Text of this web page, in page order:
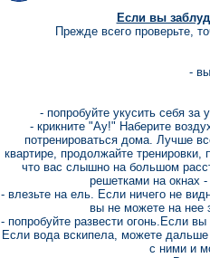
Если вы
Прежде всего проверьте,
-
- попробуйте укусить себя
- крикните "Ау!" Hаберите
потренироваться дома. Лучше
квартире, продолжайте тренировки,
что вас слышно на большом
решетками на окнах
- влезьте на ель. Если ничего не
вы не можете на нее
- попробуйте развести огонь.Если
Если вода вскипела, можете
с ними и